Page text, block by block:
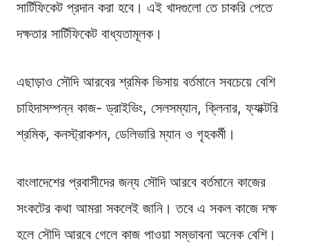
সার্টিফিকেট প্রদান করা হবে। এই খাদগুলো তে চাকরি পেতে
দক্ষতার সার্টিফিকেট বাধ্যতামূলক।
এছাড়াও সৌদি আরবের শ্রমিক ভিসায় বর্তমানে সবচেয়ে বেশি
চাহিদাসম্পন্ন কাজ- ড্রাইভিং, সেলসম্যান, ক্লিনার, ফ্যাক্টরি
শ্রমিক, কনস্ট্রাকশন, ডেলিভারি ম্যান ও গৃহকর্মী।
বাংলাদেশের প্রবাসীদের জন্য সৌদি আরবে বর্তমানে কাজের
সংকটের কথা আমরা সকলেই জানি। তবে এ সকল কাজে দক্ষ
হলে সৌদি আরবে গেলে কাজ পাওয়া সম্ভাবনা অনেক বেশি।